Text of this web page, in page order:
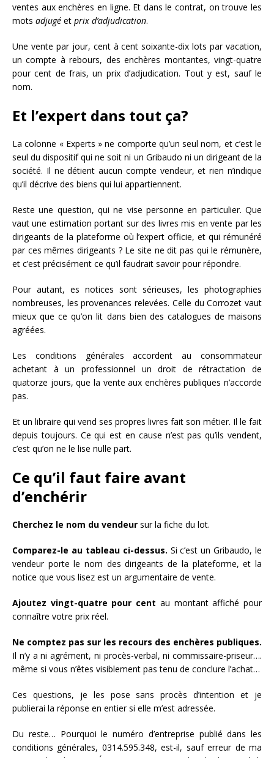
ventes aux enchères en ligne. Et dans le contrat, on trouve les
mots adjugé et prix d’adjudication.
Une vente par jour, cent à cent soixante-dix lots par vacation,
un compte à rebours, des enchères montantes, vingt-quatre
pour cent de frais, un prix d’adjudication. Tout y est, sauf le
nom.
Et l’expert dans tout ça?
La colonne « Experts » ne comporte qu’un seul nom, et c’est le
seul du dispositif qui ne soit ni un Gribaudo ni un dirigeant de la
société. Il ne détient aucun compte vendeur, et rien n’indique
qu’il décrive des biens qui lui appartiennent.
Reste une question, qui ne vise personne en particulier. Que
vaut une estimation portant sur des livres mis en vente par les
dirigeants de la plateforme où l’expert officie, et qui rémunéré
par ces mêmes dirigeants ? Le site ne dit pas qui le rémunère,
et c’est précisément ce qu’il faudrait savoir pour répondre.
Pour autant, es notices sont sérieuses, les photographies
nombreuses, les provenances relevées. Celle du Corrozet vaut
mieux que ce qu’on lit dans bien des catalogues de maisons
agréées.
Les conditions générales accordent au consommateur
achetant à un professionnel un droit de rétractation de
quatorze jours, que la vente aux enchères publiques n’accorde
pas.
Et un libraire qui vend ses propres livres fait son métier. Il le fait
depuis toujours. Ce qui est en cause n’est pas qu’ils vendent,
c’est qu’on ne le lise nulle part.
Ce qu’il faut faire avant
d’enchérir
Cherchez le nom du vendeur sur la fiche du lot.
Comparez-le au tableau ci-dessus. Si c’est un Gribaudo, le
vendeur porte le nom des dirigeants de la plateforme, et la
notice que vous lisez est un argumentaire de vente.
Ajoutez vingt-quatre pour cent au montant affiché pour
connaître votre prix réel.
Ne comptez pas sur les recours des enchères publiques.
Il n’y a ni agrément, ni procès-verbal, ni commissaire-priseur….
même si vous n’êtes visiblement pas tenu de conclure l’achat…
Ces questions, je les pose sans procès d’intention et je
publierai la réponse en entier si elle m’est adressée.
Du reste… Pourquoi le numéro d’entreprise publié dans les
conditions générales, 0314.595.348, est-il, sauf erreur de ma